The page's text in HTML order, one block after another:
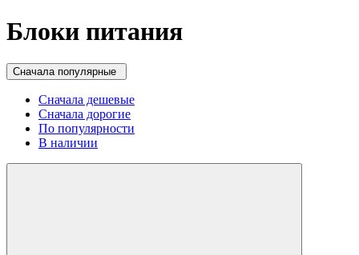
Блоки питания
Cначала популярные
Сначала дешевые
Сначала дорогие
По популярности
В наличии